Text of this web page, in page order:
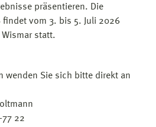
präsentieren. Die
findet vom 3. bis 5. Juli 2026
statt.
wenden Sie sich bitte direkt an
77 22